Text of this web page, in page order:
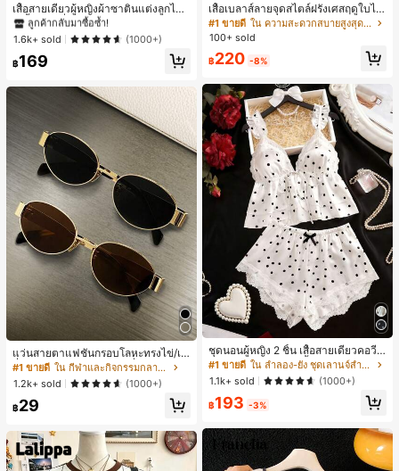
เสื้อสายเดี่ยวผู้หญิงผ้าซาตินแต่งลูกไม้
- เสื้อสายเดี่ยวฤดูร้อนสีคากีมีรอยผ่าด้า
นข้างที่น่าดึงดูดแบบสบายๆ
#1 ขายดี
ใน สีกากี เสื้อสตรี เสื้อเบลาส์ & Tee
ลูกค้ากลับมาซื้อซ้ำ!
#1 ขายดี
ใน สีกากี เสื้อสตรี เสื้อเบลาส์ & Tee
ลูกค้ากลับมาซื้อซ้ำ!
#1 ขายดี
ลูกค้ากลับมาซื้อซ้ำ!
1.6k+ sold (1000+)
฿169
แว่นสายตาแฟชั่นกรอบโลหะทรงไข่/เห
ลี่ยมสำหรับผู้หญิง (กรอบครึ่ง), เหมาะ
สำหรับใส่ในชีวิตประจำวันและกิจกรรม
กลางแจ้ง
#1 ขายดี
ใน กีฬาและกิจกรรมกลางแจ้ง
1.2k+ sold
(1000+)
฿29
เสื้อเบลาส์ลายจุดสไตล์ฝรั่งเศสฤดูใบไม้
ร่วง, ทรงเข้ารูป, แขนยาวคอวี, สไตล์ให
ม่ฤดูใบไม้ผลิ, ป้องกันแสงแดด, ใส่ไป
#1 ขายดี
ใน ความสะดวกสบายสูงสุด เสื้อสตรี เสื้อเบลาส์ & Tee
100+ sold
฿220 -8%
ชุดนอนผู้หญิง 2 ชิ้น เสื้อสายเดี่ยวคอวีลู
กไม้ พร้อมกางเกงขาสั้นแต่งลูกไม้ แต่ง
โบว์ที่เอว ชุดลำลองผู้หญิงนุ่มสบายน่ารั
ก สไตล์เอสเธติก
#1 ขายดี
ใน ลำลอง-ยัง ชุดเลานจ์สำหรับผู้หญิง
1.1k+ sold
(1000+)
฿193 -3%